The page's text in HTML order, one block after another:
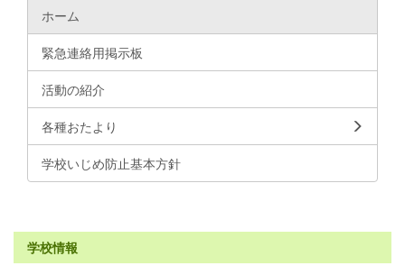
ホーム
緊急連絡用掲示板
活動の紹介
各種おたより
学校いじめ防止基本方針
学校情報